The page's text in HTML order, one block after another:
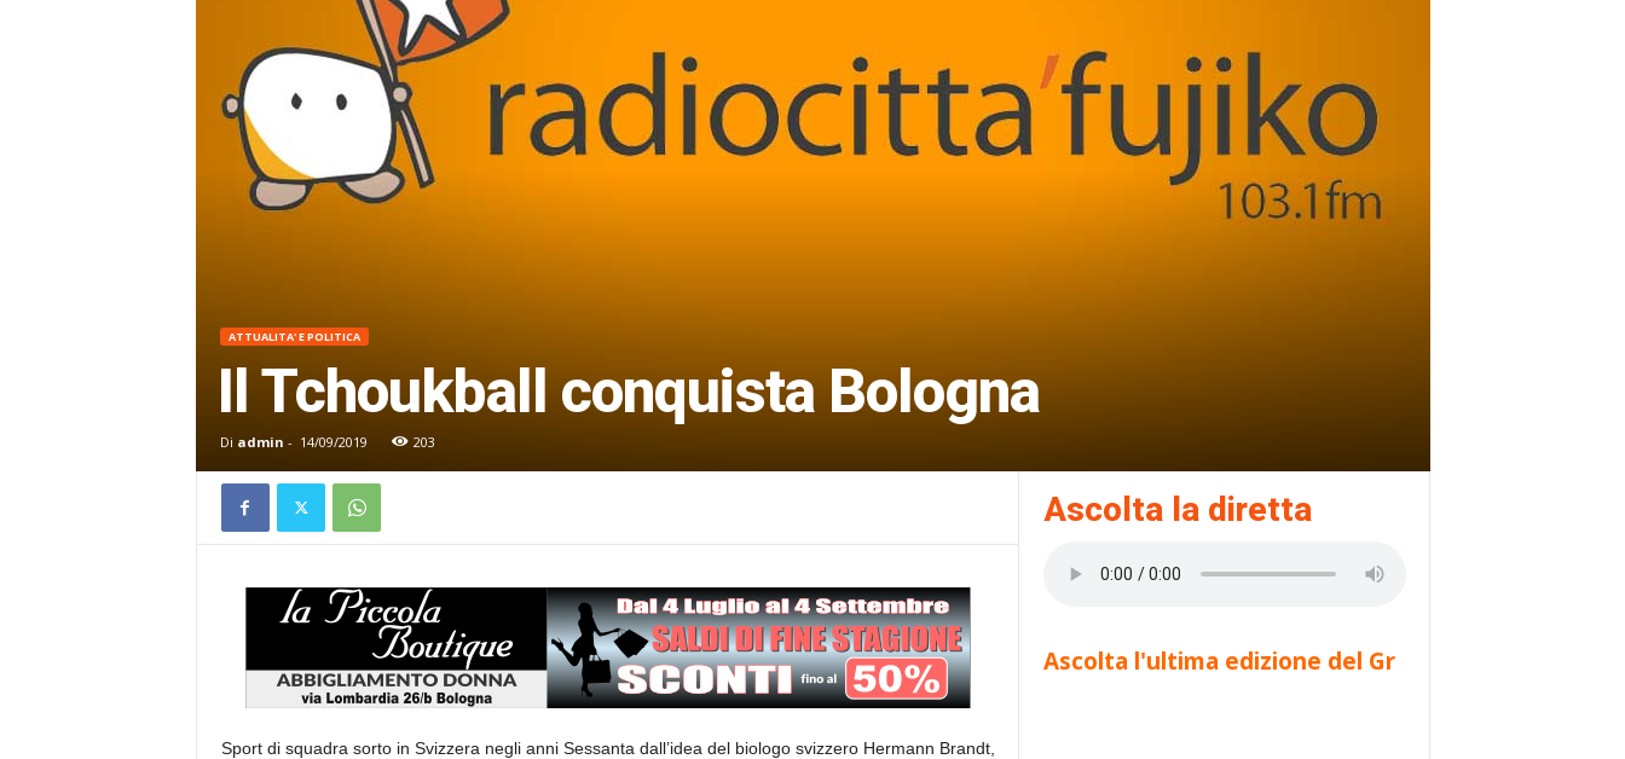
ATTUALITA' E POLITICA
Il Tchoukball conquista Bologna
Di admin - 14/09/2019 203
Sport di squadra sorto in Svizzera negli anni Sessanta dall’idea del biologo svizzero Hermann Brandt,
Ascolta la diretta
Ascolta l'ultima edizione del Gr